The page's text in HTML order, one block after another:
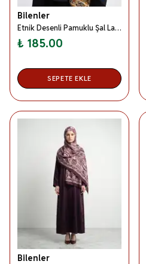
Bilenler
Etnik Desenli Pamuklu Şal Lacivert
₺ 185.00
SEPETE EKLE
Bilenler